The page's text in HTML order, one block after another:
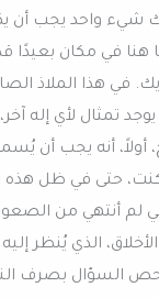
شيء واحد يجب أن
هنا في مكان بعيدًا
في هذا الملاذ
تمثال لأي إله آخر،
أولاً، أنه يجب أن
حتى في ظل هذه
لم أنتهي من
الذي يُنظر
السؤال بصرف